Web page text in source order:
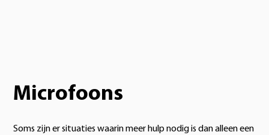
Microfoons
Soms zijn er situaties waarin meer hulp nodig is dan alleen een